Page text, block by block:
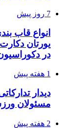
7 روز پیش
انواع قاب
یورتان
در
1 هفته پیش
دیدار
مسئولان
2 هفته پیش